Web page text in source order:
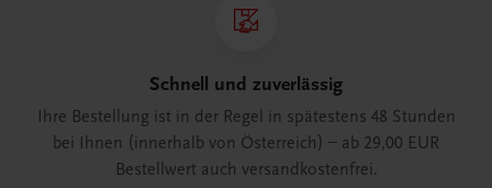
Schnell und zuverlässig
Ihre Bestellung ist in der Regel in spätestens 48 Stunden
bei Ihnen (innerhalb von Österreich) – ab 29,00 EUR
Bestellwert auch versandkostenfrei.